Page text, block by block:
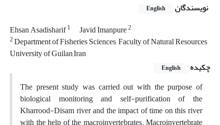
نویسندگان English
Ehsan Asadisharif1 Javid Imanpure2
2Department of Fisheries Sciences, Faculty of Natural Resources,
University of Guilan,Iran
چکیده
English
The present study was carried out with the purpose of
biological monitoring and self-purification of the
Kharrood-Disam river and the impact of time on this river